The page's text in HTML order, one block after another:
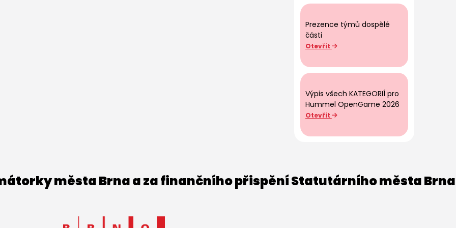
Prezence týmů dospělé
části
Otevřít
Výpis všech KATEGORIÍ pro
Hummel OpenGame 2026
Otevřít
města Brna a za finančního přispění Statutárního města Brna